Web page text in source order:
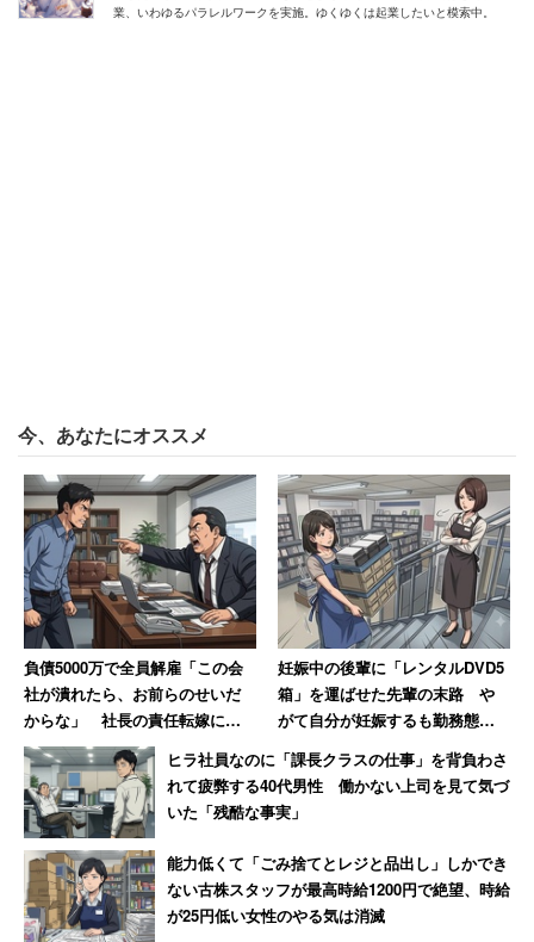
なくなったとすると事態は厄介だ。
力や暴言はもちろんのこと、威圧的な態度や同じ要求を執
拗に繰り返すことなども含まれる。指差しは威圧的だか
ら、カスハラに当たる可能性はあるだろう。
ところで、この一件の後も当該男性は来店しているそう。
すっかり態度を改めたようだが、「高圧的な態度を知って
る分、逆に気持ち悪いです」と苦々しく語った。
業、いわゆるパラレルワークを実施。ゆくゆくは起業したいと模索中。
今、あなたにオススメ
負債5000万で全員解雇「この会
社が潰れたら、お前らのせいだ
からな」 社長の責任転嫁に絶
句【前編】
妊娠中の後輩に「レンタルDVD5
箱」を運ばせた先輩の末路 や
がて自分が妊娠するも勤務態度
が悪くて…退職
ヒラ社員なのに「課長クラスの仕事」を背負わさ
れて疲弊する40代男性 働かない上司を見て気づ
いた「残酷な事実」
能力低くて「ごみ捨てとレジと品出し」しかでき
ない古株スタッフが最高時給1200円で絶望、時給
が25円低い女性のやる気は消滅